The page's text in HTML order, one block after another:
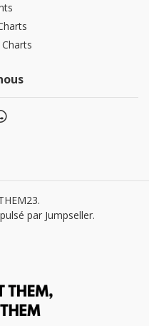
par Jumpseller.